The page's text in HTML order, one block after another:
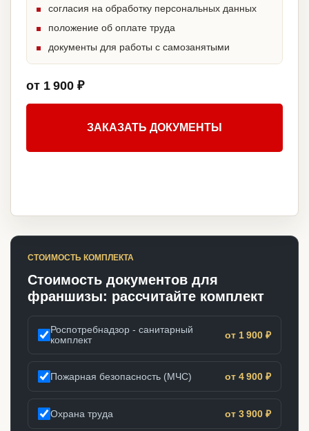
согласия на обработку персональных данных
положение об оплате труда
документы для работы с самозанятыми
от 1 900 ₽
ЗАКАЗАТЬ ДОКУМЕНТЫ
СТОИМОСТЬ КОМПЛЕКТА
Стоимость документов для
франшизы: рассчитайте комплект
Роспотребнадзор - санитарный
комплект
от 1 900 ₽
Пожарная безопасность (МЧС) от 4 900 ₽
Охрана труда от 3 900 ₽